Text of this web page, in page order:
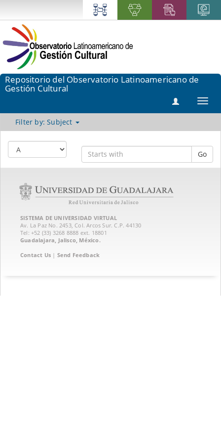
Repositorio del Observatorio Latinoamericano de
Gestión Cultural
Filter by: Subject
Go
SISTEMA DE UNIVERSIDAD VIRTUAL
Av. La Paz No. 2453, Col. Arcos Sur. C.P. 44130
Tel: +52 (33) 3268 8888‏ ext. 18801
Guadalajara, Jalisco, México.
Contact Us | Send Feedback